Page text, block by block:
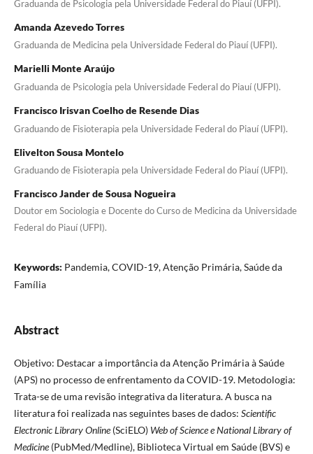
Graduanda de Psicologia pela Universidade Federal do Piauí (UFPI).
Amanda Azevedo Torres
Graduanda de Medicina pela Universidade Federal do Piauí (UFPI).
Marielli Monte Araújo
Graduanda de Psicologia pela Universidade Federal do Piauí (UFPI).
Francisco Irisvan Coelho de Resende Dias
Graduando de Fisioterapia pela Universidade Federal do Piauí (UFPI).
Elivelton Sousa Montelo
Graduando de Fisioterapia pela Universidade Federal do Piauí (UFPI).
Francisco Jander de Sousa Nogueira
Doutor em Sociologia e Docente do Curso de Medicina da Universidade
Federal do Piauí (UFPI).
Keywords: Pandemia, COVID-19, Atenção Primária, Saúde da
Família
Abstract
Objetivo: Destacar a importância da Atenção Primária à Saúde
(APS) no processo de enfrentamento da COVID-19. Metodologia:
Trata-se de uma revisão integrativa da literatura. A busca na
literatura foi realizada nas seguintes bases de dados: Scientific
Electronic Library Online(SciELO) Web of Science e National Library of
Medicine(PubMed/Medline), Biblioteca Virtual em Saúde (BVS) e